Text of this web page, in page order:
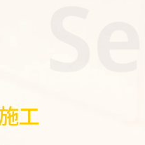
工